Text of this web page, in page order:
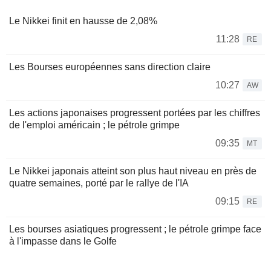
Le Nikkei finit en hausse de 2,08%
11:28
RE
Les Bourses européennes sans direction claire
10:27
AW
Les actions japonaises progressent portées par les chiffres
de l'emploi américain ; le pétrole grimpe
09:35
MT
Le Nikkei japonais atteint son plus haut niveau en près de
quatre semaines, porté par le rallye de l'IA
09:15
RE
Les bourses asiatiques progressent ; le pétrole grimpe face
à l'impasse dans le Golfe